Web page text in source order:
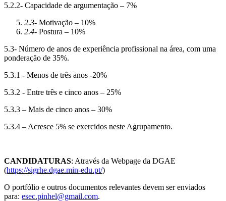
5.2.2- Capacidade de argumentação – 7%
2.3- Motivação – 10%
2.4- Postura – 10%
5.3- Número de anos de experiência profissional na área, com uma
ponderação de 35%.
5.3.1 - Menos de três anos -20%
5.3.2 - Entre três e cinco anos – 25%
5.3.3 – Mais de cinco anos – 30%
5.3.4 – Acresce 5% se exercidos neste Agrupamento.
CANDIDATURAS: Através da Webpage da DGAE
(https://sigrhe.dgae.min-edu.pt/)
O portfólio e outros documentos relevantes devem ser enviados
para: esec.pinhel@gmail.com.